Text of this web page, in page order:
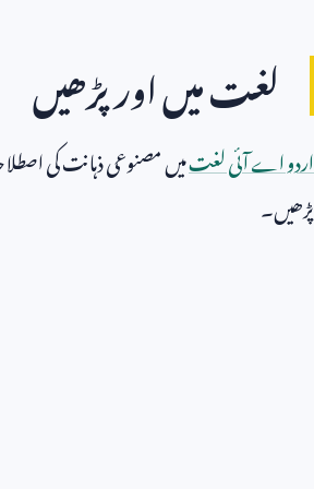
لغت میں اور پڑھیں
اردو اے آئی لغتمیں مصنوعی ذہانت کی
پڑھیں۔